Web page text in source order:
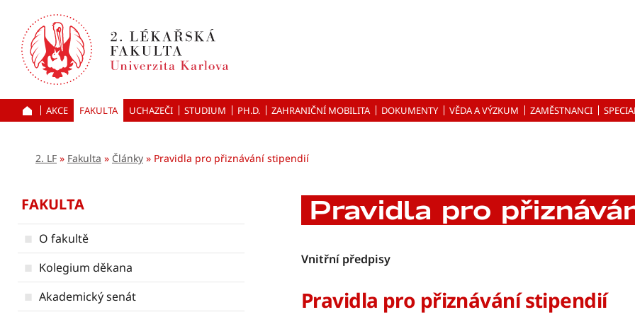
k hlavnímu
obsahu
ÚVOD
AKCE FAKULTA UCHAZEČI STUDIUM PH.D. ZAHRANIČNÍ MOBILITA DOKUMENTY VĚDA A VÝZKUM ZAMĚSTNANCI
2. LF Fakulta Články Pravidla pro přiznávání stipendií
FAKULTA
O fakultě
Kolegium děkana
Akademický senát
Pravidla pro
Vnitřní předpisy
Pravidla pro přiznávání stipendií